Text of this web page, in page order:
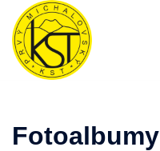
Preskočiť
obsah
Fotoalbumy